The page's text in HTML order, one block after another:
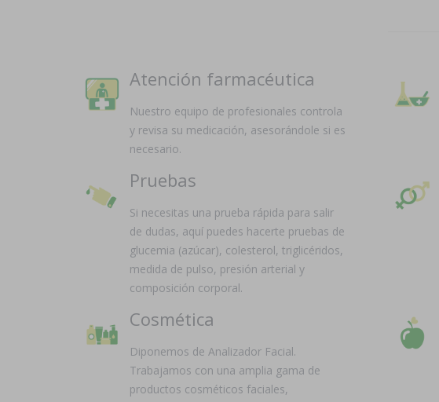
Atención farmacéutica
Nuestro equipo de profesionales controla
y revisa su medicación, asesorándole si es
necesario.
Pruebas
Si necesitas una prueba rápida para salir
de dudas, aquí puedes hacerte pruebas de
glucemia (azúcar), colesterol, triglicéridos,
medida de pulso, presión arterial y
composición corporal.
Cosmética
Diponemos de Analizador Facial.
Trabajamos con una amplia gama de
productos cosméticos faciales,